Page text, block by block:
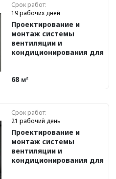
Срок работ:
19 рабочих дней
Проектирование и
монтаж системы
вентиляции и
кондиционирования для
68 м²
Срок работ:
21 рабочий день
Проектирование и
монтаж системы
вентиляции и
кондиционирования для